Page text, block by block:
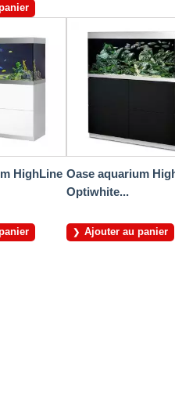
HighLine Oase aquarium
Optiwhite...
Ajouter au panier